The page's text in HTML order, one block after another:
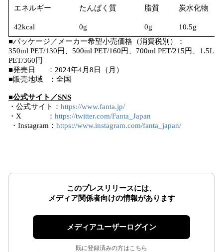
エネルギー たんぱく質 脂質 炭水化物
42kcal 0g 0g
10.5g
■パッケージ／メーカー希望小売価格（消費税別）：
350ml PET/130円、500ml PET/160円、700ml PET/215円、1.5L
PET/360円
■発売日 ：2024年4月8日（月）
■販売地域 ：全国
■公式サイト／SNS
・公式サイト： https://www.fanta.jp/
・X ： https://twitter.com/Fanta_Japan
・Instagram： https://www.instagram.com/fanta_japan/
このプレスリリースには、
メディア関係者向けの情報があります
メディアユーザーログイン
既に登録済みの方はこちら